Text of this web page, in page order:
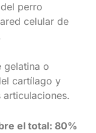
perro
celular de
gelatina o
cartílago y
el total: 80%